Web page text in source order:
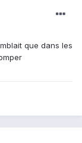
que dans les